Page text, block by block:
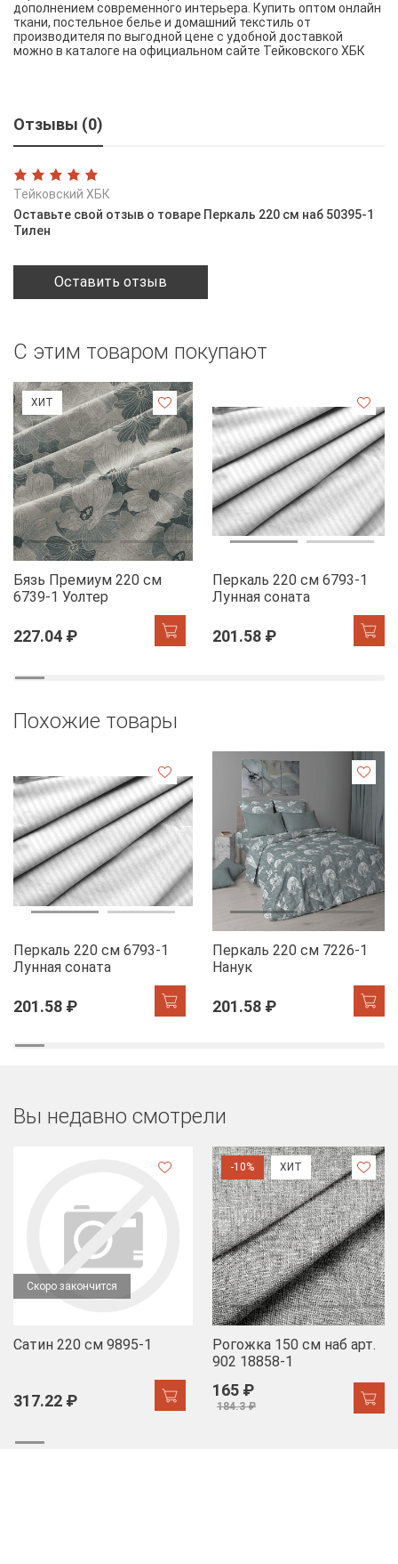
дополнением современного интерьера. Купить оптом онлайн
ткани, постельное белье и домашний текстиль от
производителя по выгодной цене с удобной доставкой
можно в каталоге на официальном сайте Тейковского ХБК
Отзывы (0)
Тейковский ХБК
Оставьте свой отзыв о товаре Перкаль 220 см наб 50395-1
Тилен
Оставить отзыв
С этим товаром покупают
ХИТ
Бязь Премиум 220 см
6739-1 Уолтер
227.04 ₽
Перкаль 220 см 6793-1
Лунная соната
201.58 ₽
Похожие товары
Перкаль 220 см 6793-1
Лунная соната
201.58 ₽
Перкаль 220 см 7226-1
Нанук
201.58 ₽
Вы недавно смотрели
Скоро закончится
Сатин 220 см 9895-1
317.22 ₽
-10% ХИТ
Рогожка 150 см наб арт.
902 18858-1
165 ₽
184.3 ₽